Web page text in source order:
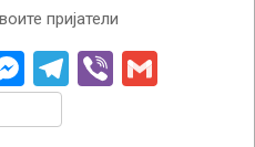
пријатели
Messenger
Telegram
Viber